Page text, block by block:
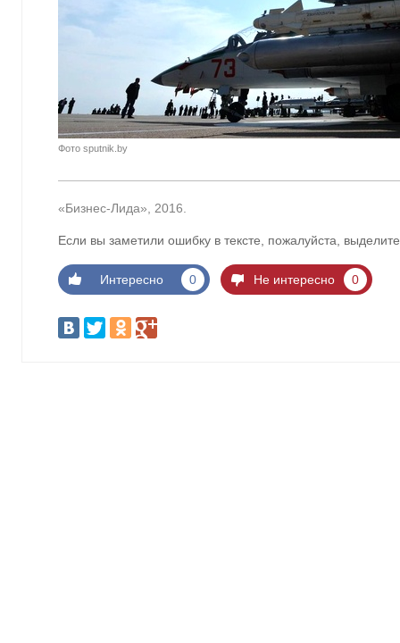
Фото sputnik.by
«Бизнес-Лида», 2016.
Если вы заметили ошибку в тексте, пожалуйста,
Интересно 0 Не интересно 0